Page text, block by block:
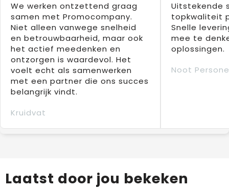
We werken ontzettend graag
samen met Promocompany.
Niet alleen vanwege snelheid
en betrouwbaarheid, maar ook
het actief meedenken en
ontzorgen is waardevol. Het
voelt echt als samenwerken
met een partner die ons succes
belangrijk vindt.
Kruidvat
Uitstekende
topkwaliteit
Snelle
mee te
oplossingen.
Noot
Laatst door jou bekeken